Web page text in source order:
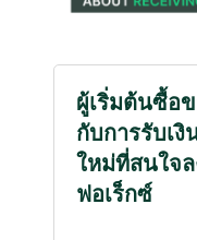
ผู้เริ่มต้นซื้อ
กับการรับเ
ใหม่ที่สนใจ
ฟอเร็กซ์